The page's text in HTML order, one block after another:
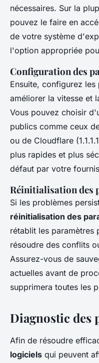
nécessaires. Sur la
pouvez le faire en
de votre système
l'option appropriée
Configuration des
Ensuite, configurez les
améliorer la vitesse et
Vous pouvez choisir
publics comme ceux
ou de Cloudflare
plus rapides et plus
défaut par votre
Réinitialisation des
Si les problèmes
réinitialisation des
rétablit les paramètres
résoudre des conflits
Assurez-vous de
actuelles avant de
supprimera toutes les
Diagnostic des
Afin de résoudre
logiciels qui peuvent